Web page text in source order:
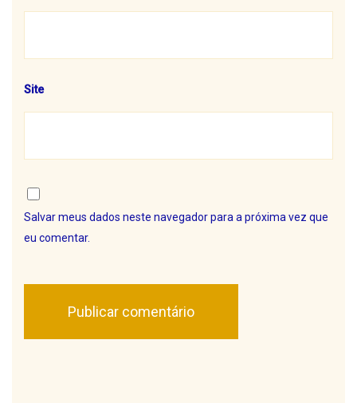
Site
Salvar meus dados neste navegador para a próxima vez que
eu comentar.